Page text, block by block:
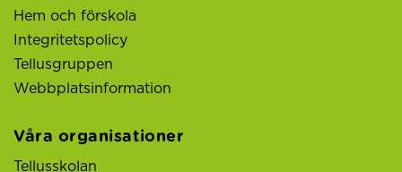
Hem och förskola
Integritetspolicy
Tellusgruppen
Webbplatsinformation
Våra organisationer
Tellusskolan